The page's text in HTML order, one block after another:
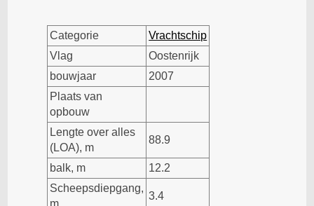
Categorie
Vrachtschip
Vlag
Oostenrijk
bouwjaar
2007
Plaats van
opbouw
Lengte over alles
(LOA), m
88.9
balk, m
12.2
Scheepsdiepgang,
m
3.4